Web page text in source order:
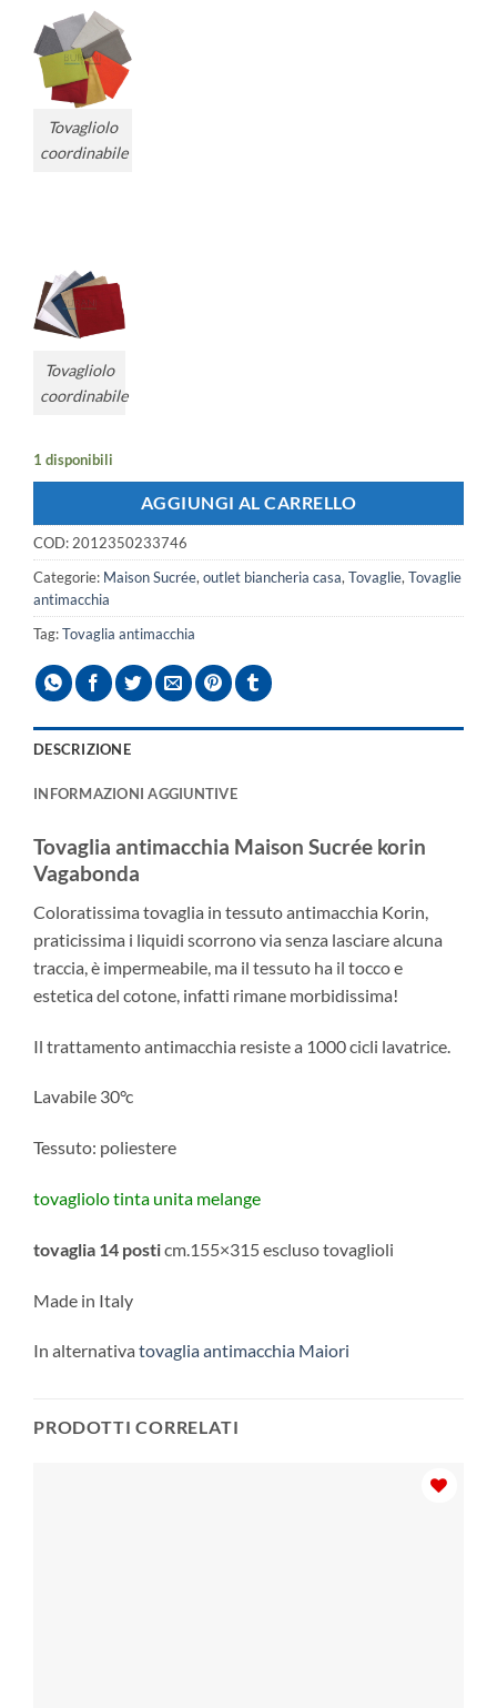
Tovagliolo
coordinabile
Tovagliolo
coordinabile
1 disponibili
AGGIUNGI AL CARRELLO
COD:2012350233746
Categorie: Maison Sucrée,outlet biancheria casa,Tovaglie,Tovaglie
antimacchia
Tag:Tovaglia antimacchia
DESCRIZIONE
INFORMAZIONI AGGIUNTIVE
Tovaglia antimacchia Maison Sucrée korin
Vagabonda
Coloratissima tovaglia in tessuto antimacchia Korin,
praticissima i liquidi scorrono via senza lasciare alcuna
traccia, è impermeabile, ma il tessuto ha il tocco e
estetica del cotone, infatti rimane morbidissima!
Il trattamento antimacchia resiste a 1000 cicli lavatrice.
Lavabile 30°c
Tessuto: poliestere
tovagliolo tinta unita melange
tovaglia 14 posticm.155×315 escluso tovaglioli
Made in Italy
In alternativa tovaglia antimacchia Maiori
PRODOTTI CORRELATI